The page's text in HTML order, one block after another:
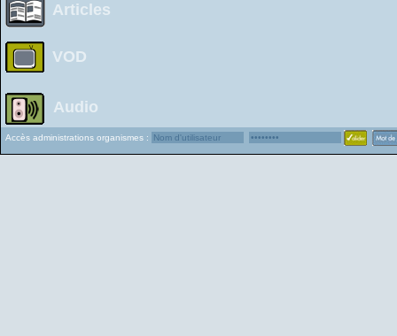
Articles
VOD
Audio
Accès administrations organismes :